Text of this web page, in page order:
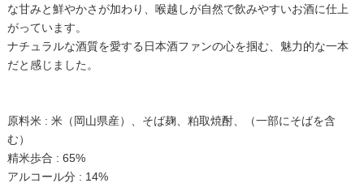
な甘みと鮮やかさが加わり、喉越しが自然で飲みやすいお酒に仕上
がっています。
ナチュラルな酒質を愛する日本酒ファンの心を掴む、魅力的な一本
だと感じました。
原料米 : 米（岡山県産）、そば麹、粕取焼酎、（一部にそばを含
む）
精米歩合 : 65%
アルコール分 : 14%